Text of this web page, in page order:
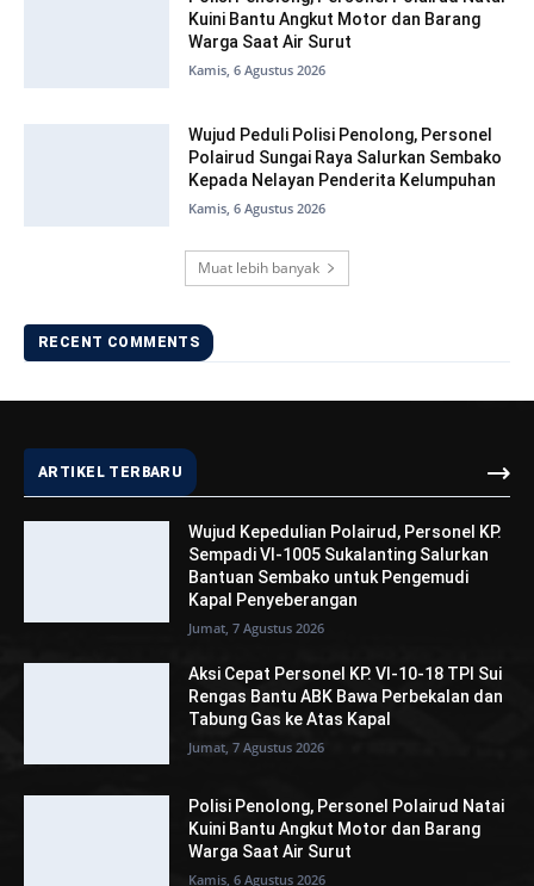
Kuini Bantu Angkut Motor dan Barang
Warga Saat Air Surut
Kamis, 6 Agustus 2026
Wujud Peduli Polisi Penolong, Personel
Polairud Sungai Raya Salurkan Sembako
Kepada Nelayan Penderita Kelumpuhan
Kamis, 6 Agustus 2026
Muat lebih banyak
RECENT COMMENTS
ARTIKEL TERBARU
Wujud Kepedulian Polairud, Personel KP.
Sempadi VI-1005 Sukalanting Salurkan
Bantuan Sembako untuk Pengemudi
Kapal Penyeberangan
Jumat, 7 Agustus 2026
Aksi Cepat Personel KP. VI-10-18 TPI Sui
Rengas Bantu ABK Bawa Perbekalan dan
Tabung Gas ke Atas Kapal
Jumat, 7 Agustus 2026
Polisi Penolong, Personel Polairud Natai
Kuini Bantu Angkut Motor dan Barang
Warga Saat Air Surut
Kamis, 6 Agustus 2026